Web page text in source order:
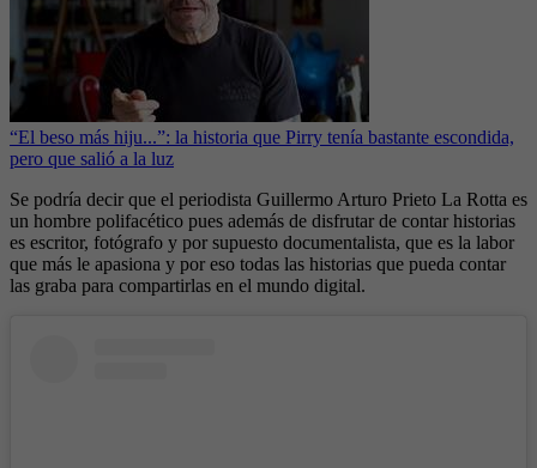
“El beso más hiju...”: la historia que Pirry tenía bastante escondida,
pero que salió a la luz
Se podría decir que el periodista Guillermo Arturo Prieto La Rotta es
un hombre polifacético pues además de disfrutar de contar historias
es escritor, fotógrafo y por supuesto documentalista, que es la labor
que más le apasiona y por eso todas las historias que pueda contar
las graba para compartirlas en el mundo digital.